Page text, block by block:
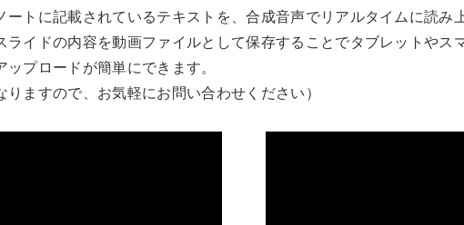
ートに記載されているテキストを、合成音声でリアルタイムに読み
ライドの内容を動画ファイルとして保存することでタブレットやス
プロードが簡単にできます。
りますので、お気軽にお問い合わせください）